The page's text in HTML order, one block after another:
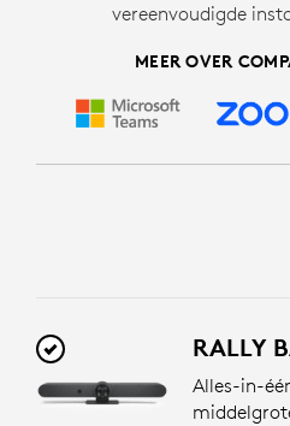
vereenvoudigde
MEER OVER
RALLY
Alles-in-